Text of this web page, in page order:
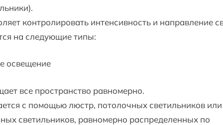
контролировать интенсивность и направление
на следующие типы:
освещение
все пространство равномерно.
с помощью люстр, потолочных светильников или
светильников, равномерно распределенных по